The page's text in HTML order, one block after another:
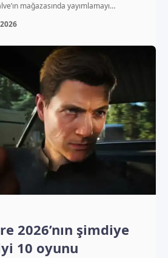
mağazasında yayımlamayı…
2026’nın şimdiye
10 oyunu